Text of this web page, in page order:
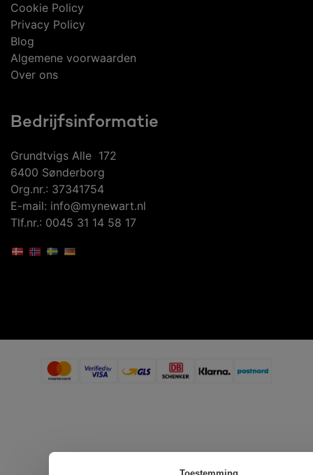
Cookie Policy
Privacy Policy
Blog
Algemene voorwaarden
Over ons
Bedrijfsinformatie
Grundtvigs Alle 172
6400 Sønderborg
Org.nr.: 37341754
E-mail: info@mynewart.nl
Tlf.nr.: 0045 31 14 58 17